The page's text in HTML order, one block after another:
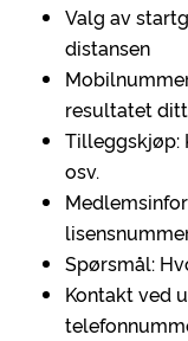
Valg av
distansen
resultatet ditt
Tilleggskjøp:
osv.
Spørsmål:
Kontakt ved